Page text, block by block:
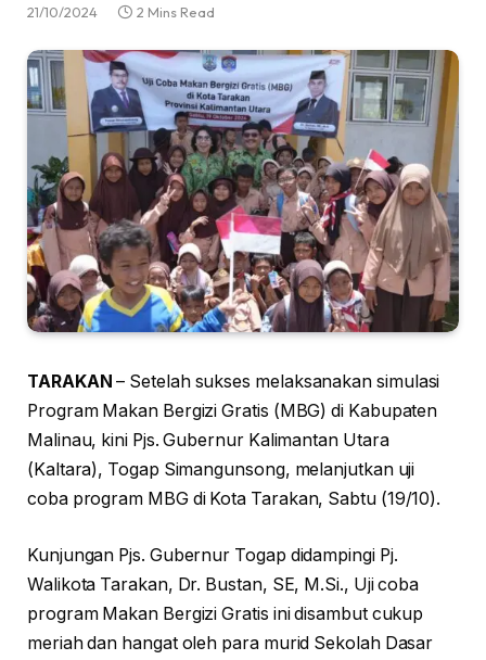
21/10/2024 2 Mins Read
TARAKAN – Setelah sukses melaksanakan simulasi
Program Makan Bergizi Gratis (MBG) di Kabupaten
Malinau, kini Pjs. Gubernur Kalimantan Utara
(Kaltara), Togap Simangunsong, melanjutkan uji
coba program MBG di Kota Tarakan, Sabtu (19/10).
Kunjungan Pjs. Gubernur Togap didampingi Pj.
Walikota Tarakan, Dr. Bustan, SE, M.Si., Uji coba
program Makan Bergizi Gratis ini disambut cukup
meriah dan hangat oleh para murid Sekolah Dasar